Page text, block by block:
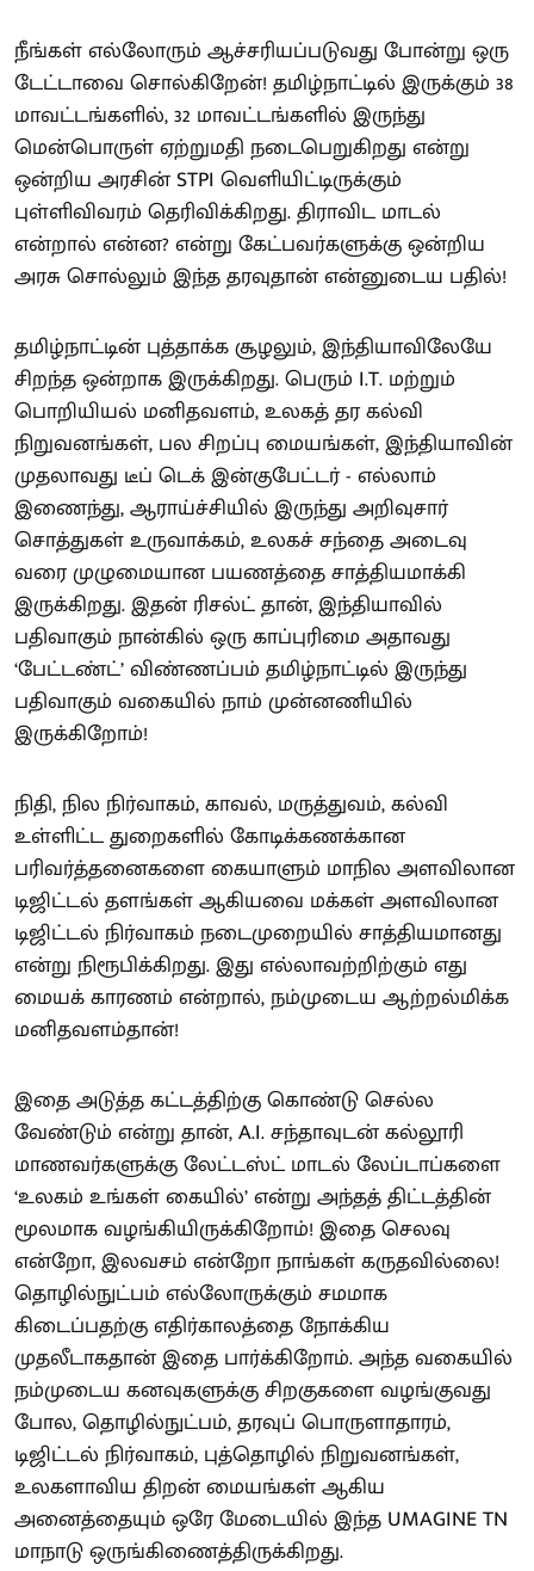
நீங்கள் எல்லோரும் ஆச்சரியப்படுவது போன்று ஒரு
டேட்டாவை சொல்கிறேன்! தமிழ்நாட்டில் இருக்கும் 38
மாவட்டங்களில், 32 மாவட்டங்களில் இருந்து
மென்பொருள் ஏற்றுமதி நடைபெறுகிறது என்று
ஒன்றிய அரசின் STPI வெளியிட்டிருக்கும்
புள்ளிவிவரம் தெரிவிக்கிறது. திராவிட மாடல்
என்றால் என்ன? என்று கேட்பவர்களுக்கு ஒன்றிய
அரசு சொல்லும் இந்த தரவுதான் என்னுடைய பதில்!
தமிழ்நாட்டின் புத்தாக்க சூழலும், இந்தியாவிலேயே
சிறந்த ஒன்றாக இருக்கிறது. பெரும் I.T. மற்றும்
பொறியியல் மனிதவளம், உலகத் தர கல்வி
நிறுவனங்கள், பல சிறப்பு மையங்கள், இந்தியாவின்
முதலாவது டீப் டெக் இன்குபேட்டர் - எல்லாம்
இணைந்து, ஆராய்ச்சியில் இருந்து அறிவுசார்
சொத்துகள் உருவாக்கம், உலகச் சந்தை அடைவு
வரை முழுமையான பயணத்தை சாத்தியமாக்கி
இருக்கிறது. இதன் ரிசல்ட் தான், இந்தியாவில்
பதிவாகும் நான்கில் ஒரு காப்புரிமை அதாவது
‘பேட்டண்ட்’ விண்ணப்பம் தமிழ்நாட்டில் இருந்து
பதிவாகும் வகையில் நாம் முன்னணியில்
இருக்கிறோம்!
நிதி, நில நிர்வாகம், காவல், மருத்துவம், கல்வி
உள்ளிட்ட துறைகளில் கோடிக்கணக்கான
பரிவர்த்தனைகளை கையாளும் மாநில அளவிலான
டிஜிட்டல் தளங்கள் ஆகியவை மக்கள் அளவிலான
டிஜிட்டல் நிர்வாகம் நடைமுறையில் சாத்தியமானது
என்று நிரூபிக்கிறது. இது எல்லாவற்றிற்கும் எது
மையக் காரணம் என்றால், நம்முடைய ஆற்றல்மிக்க
மனிதவளம்தான்!
இதை அடுத்த கட்டத்திற்கு கொண்டு செல்ல
வேண்டும் என்று தான், A.I. சந்தாவுடன் கல்லூரி
மாணவர்களுக்கு லேட்டஸ்ட் மாடல் லேப்டாப்களை
‘உலகம் உங்கள் கையில்’ என்று அந்தத் திட்டத்தின்
மூலமாக வழங்கியிருக்கிறோம்! இதை செலவு
என்றோ, இலவசம் என்றோ நாங்கள் கருதவில்லை!
தொழில்நுட்பம் எல்லோருக்கும் சமமாக
கிடைப்பதற்கு எதிர்காலத்தை நோக்கிய
முதலீடாகதான் இதை பார்க்கிறோம். அந்த வகையில்
நம்முடைய கனவுகளுக்கு சிறகுகளை வழங்குவது
போல, தொழில்நுட்பம், தரவுப் பொருளாதாரம்,
டிஜிட்டல் நிர்வாகம், புத்தொழில் நிறுவனங்கள்,
உலகளாவிய திறன் மையங்கள் ஆகிய
அனைத்தையும் ஒரே மேடையில் இந்த UMAGINE TN
மாநாடு ஒருங்கிணைத்திருக்கிறது.